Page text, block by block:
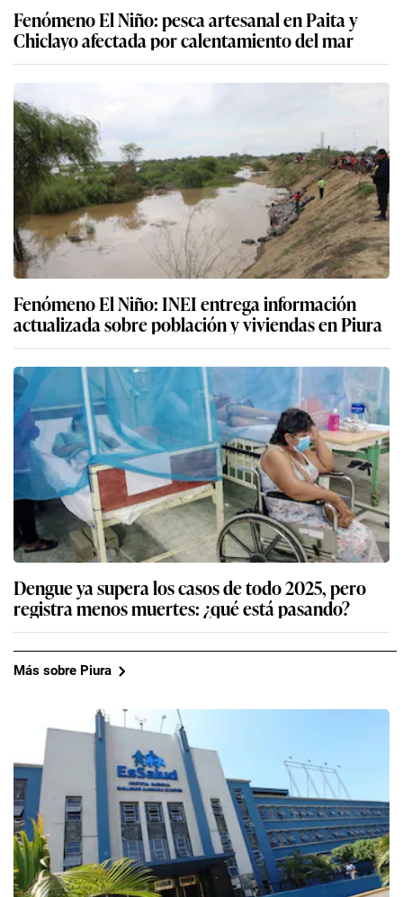
Fenómeno El Niño: pesca artesanal en Paita y
Chiclayo afectada por calentamiento del mar
Fenómeno El Niño: INEI entrega información
actualizada sobre población y viviendas en Piura
Dengue ya supera los casos de todo 2025, pero
registra menos muertes: ¿qué está pasando?
Más sobre Piura